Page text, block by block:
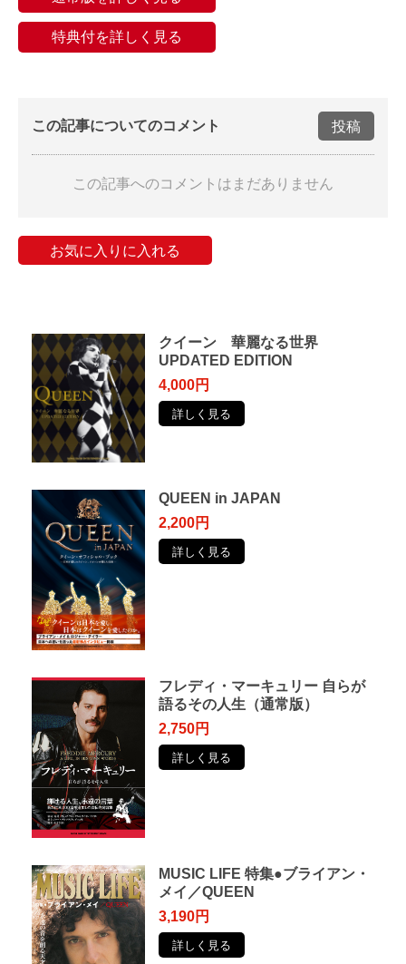
特典付を詳しく見る
この記事についてのコメント 投稿
この記事へのコメントはまだありません
お気に入りに入れる
クイーン 華麗なる世界
UPDATED EDITION
4,000円
詳しく見る
QUEEN in JAPAN
2,200円
詳しく見る
フレディ・マーキュリー ⾃らが
語るその⼈⽣（通常版）
2,750円
詳しく見る
MUSIC LIFE 特集●ブライアン・
メイ／QUEEN
3,190円
詳しく見る